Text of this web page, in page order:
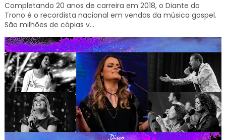
Completando 20 anos de carreira em 2018, o Diante do
Trono é o recordista nacional em vendas da música gospel.
São milhões de cópias v...